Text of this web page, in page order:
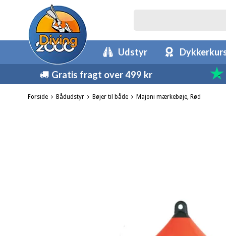
Udstyr
Gratis fragt over 499 kr
Forside Bådudstyr Bøjer til både Majoni mærkebøje, Rød